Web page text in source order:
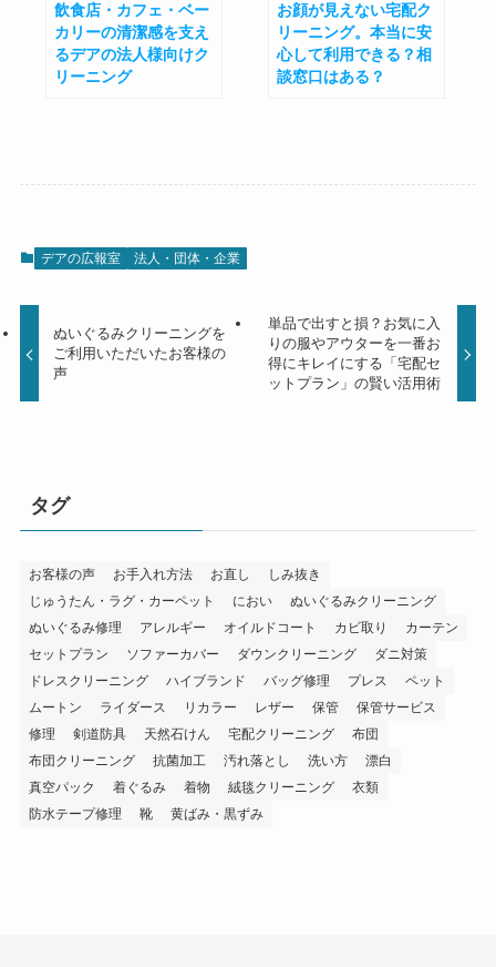
飲食店・カフェ・ベー
カリーの清潔感を支え
るデアの法人様向けク
リーニング
お顔が見えない宅配ク
リーニング。本当に安
心して利用できる？相
談窓口はある？
デアの広報室 法人・団体・企業
ぬいぐるみクリーニングを
ご利用いただいたお客様の
声
単品で出すと損？お気に入
りの服やアウターを一番お
得にキレイにする「宅配セ
ットプラン」の賢い活用術
タグ
お客様の声 お手入れ方法 お直し
しみ抜き
じゅうたん・ラグ・カーペット
におい
ぬいぐるみクリーニング
ぬいぐるみ修理
アレルギー オイルドコート カビ取り
カーテン
セットプラン
ソファーカバー ダウンクリーニング
ダニ対策
ドレスクリーニング
ハイブランド バッグ修理 プレス
ペット
ムートン
ライダース リカラー レザー 保管
保管サービス
修理
剣道防具 天然石けん 宅配クリーニング
布団
布団クリーニング
抗菌加工 汚れ落とし 洗い方
漂白
真空パック
着ぐるみ 着物 絨毯クリーニング
衣類
防水テープ修理
靴 黄ばみ・黒ずみ